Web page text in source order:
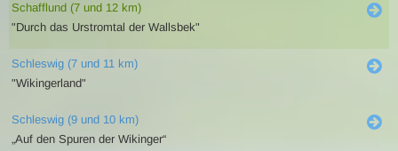
Schafflund (7 und 12 km)
"Durch das Urstromtal der Wallsbek"
Schleswig (7 und 11 km)
"Wikingerland"
Schleswig (9 und 10 km)
„Auf den Spuren der Wikinger“